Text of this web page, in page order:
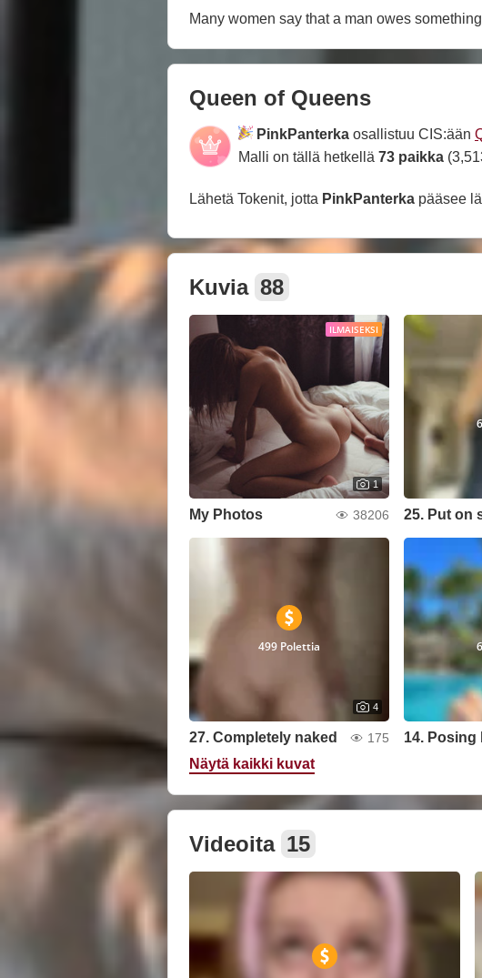
Many women say that a man owes
Queen of Queens
PinkPanterka osallistuu CIS:ään
Malli on tällä hetkellä 73 paikka
Lähetä Tokenit, jotta PinkPanterka pääsee
Kuvia 88
ILMAISEKSI
1
My Photos 38206
499 Polettia
4
27. Completely naked 175 14. Posing
Näytä kaikki kuvat
Videoita 15